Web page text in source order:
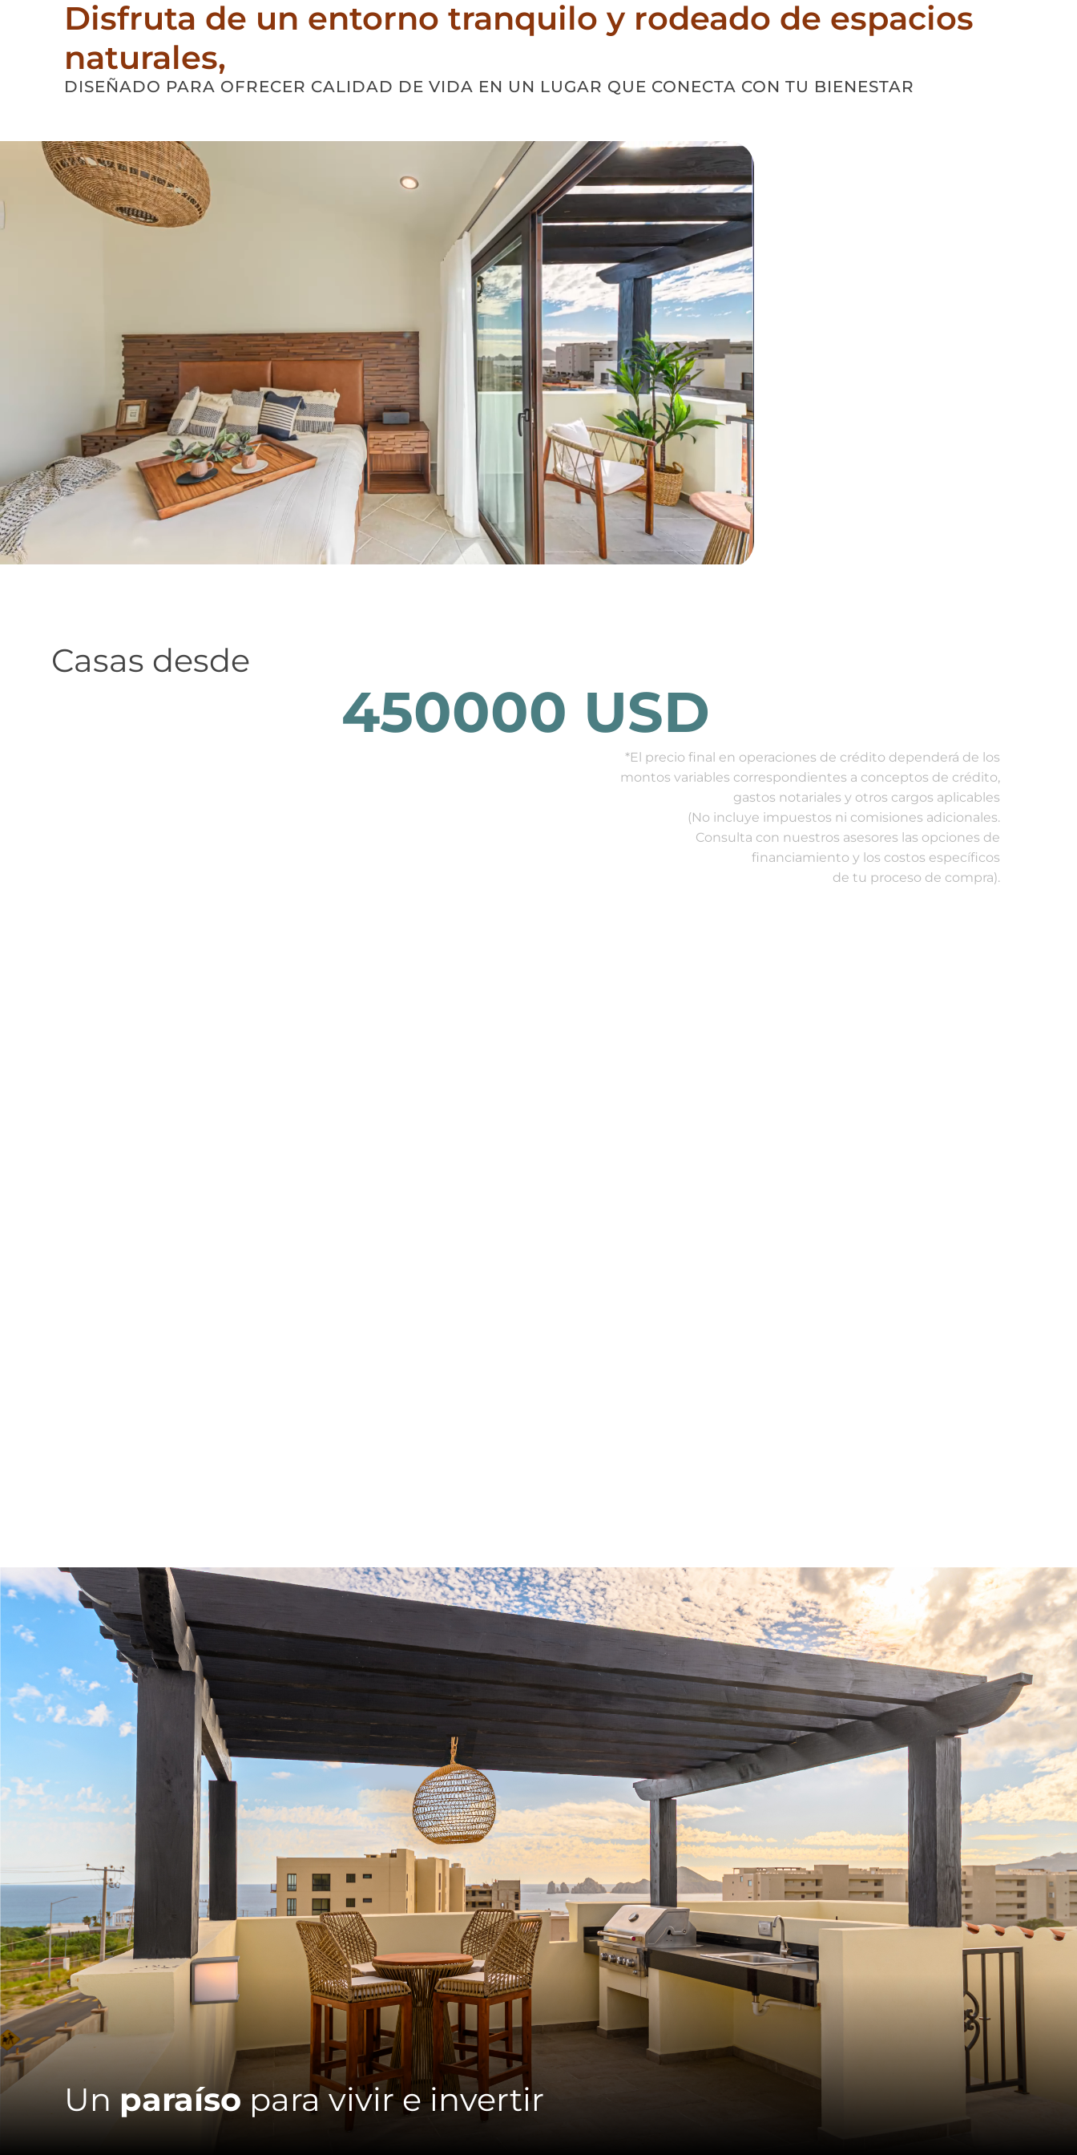
Disfruta de un entorno tranquilo y rodeado de espacios
naturales,
DISEÑADO PARA OFRECER CALIDAD DE VIDA EN UN LUGAR QUE CONECTA CON TU BIENESTAR
Casas desde
450000 USD
*El precio final en operaciones de crédito dependerá de los
montos variables correspondientes a conceptos de crédito,
gastos notariales y otros cargos aplicables
(No incluye impuestos ni comisiones adicionales.
Consulta con nuestros asesores las opciones de
financiamiento y los costos específicos
de tu proceso de compra).
Unparaíso para vivir e invertir